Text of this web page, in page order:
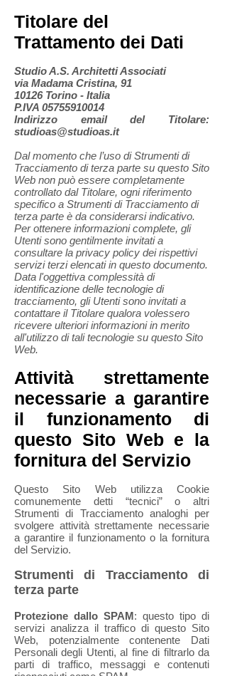
Titolare del
Trattamento dei Dati
Studio A.S. Architetti Associati
via Madama Cristina, 91
10126 Torino - Italia
P.IVA 05755910014
Indirizzo email del Titolare:
studioas@studioas.it
Dal momento che l’uso di Strumenti di
Tracciamento di terza parte su questo Sito
Web non può essere completamente
controllato dal Titolare, ogni riferimento
specifico a Strumenti di Tracciamento di
terza parte è da considerarsi indicativo.
Per ottenere informazioni complete, gli
Utenti sono gentilmente invitati a
consultare la privacy policy dei rispettivi
servizi terzi elencati in questo documento.
Data l'oggettiva complessità di
identificazione delle tecnologie di
tracciamento, gli Utenti sono invitati a
contattare il Titolare qualora volessero
ricevere ulteriori informazioni in merito
all'utilizzo di tali tecnologie su questo Sito
Web.
Attività strettamente
necessarie a garantire
il funzionamento di
questo Sito Web e la
fornitura del Servizio
Questo Sito Web utilizza Cookie
comunemente detti “tecnici” o altri
Strumenti di Tracciamento analoghi per
svolgere attività strettamente necessarie
a garantire il funzionamento o la fornitura
del Servizio.
Strumenti di Tracciamento di
terza parte
Protezione dallo SPAM: questo tipo di
servizi analizza il traffico di questo Sito
Web, potenzialmente contenente Dati
Personali degli Utenti, al fine di filtrarlo da
parti di traffico, messaggi e contenuti